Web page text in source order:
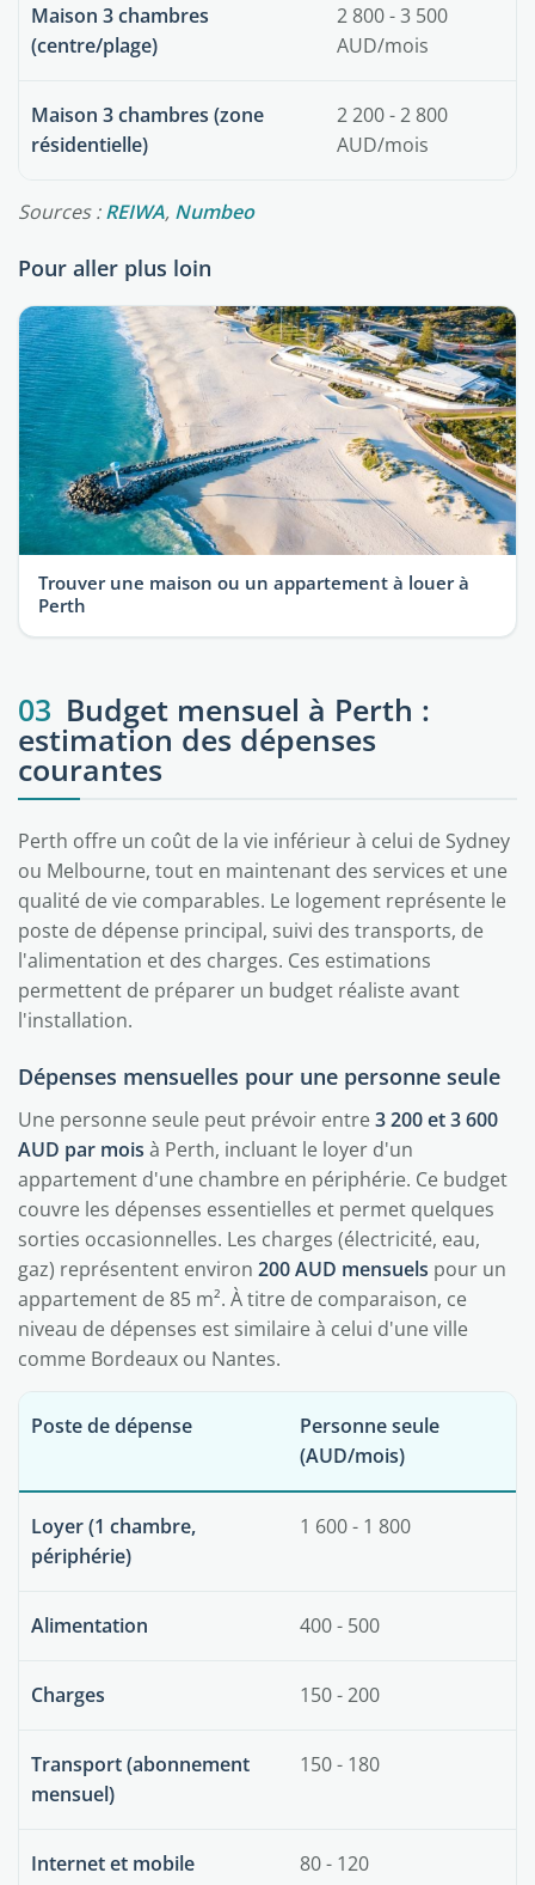
Maison 3 chambres
(centre/plage)
2 800 - 3 500
AUD/mois
Maison 3 chambres (zone
résidentielle)
2 200 - 2 800
AUD/mois
Sources :REIWA, Numbeo
Pour aller plus loin
Trouver une maison ou un appartement à louer à
Perth
03 Budget mensuel à Perth :
estimation des dépenses
courantes
Perth offre un coût de la vie inférieur à celui de Sydney
ou Melbourne, tout en maintenant des services et une
qualité de vie comparables. Le logement représente le
poste de dépense principal, suivi des transports, de
l'alimentation et des charges. Ces estimations
permettent de préparer un budget réaliste avant
l'installation.
Dépenses mensuelles pour une personne seule
Une personne seule peut prévoir entre3 200 et 3 600
AUD par mois à Perth, incluant le loyer d'un
appartement d'une chambre en périphérie. Ce budget
couvre les dépenses essentielles et permet quelques
sorties occasionnelles. Les charges (électricité, eau,
gaz) représentent environ 200 AUD mensuels pour un
appartement de 85 m². À titre de comparaison, ce
niveau de dépenses est similaire à celui d'une ville
comme Bordeaux ou Nantes.
Poste de dépense
Personne seule
(AUD/mois)
Loyer (1 chambre,
périphérie)
1 600 - 1 800
Alimentation 400 - 500
Charges 150 - 200
Transport (abonnement
mensuel)
150 - 180
Internet et mobile 80 - 120